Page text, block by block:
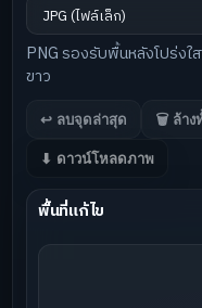
PNG รองรับพื้นหลังโปร่งใ
ขาว
↩ ลบจุดล่าสุด 🗑 ล้าง
⬇ ดาวน์โหลดภาพ
พื้นที่แก้ไข